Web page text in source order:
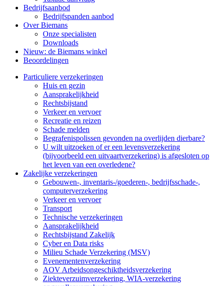
Bedrijfsaanbod
Bedrijfspanden aanbod
Over Biemans
Onze specialisten
Downloads
Nieuw: de Biemans winkel
Beoordelingen
Particuliere verzekeringen
Huis en gezin
Aansprakelijkheid
Rechtsbijstand
Verkeer en vervoer
Recreatie en reizen
Schade melden
Begrafenispolissen gevonden na overlijden dierbare?
U wilt uitzoeken of er een levensverzekering
(bijvoorbeeld een uitvaartverzekering) is afgesloten op
het leven van een overledene?
Zakelijke verzekeringen
Gebouwen-, inventaris-/goederen-, bedrijfsschade-,
computerverzekering
Verkeer en vervoer
Transport
Technische verzekeringen
Aansprakelijkheid
Rechtsbijstand Zakelijk
Cyber en Data risks
Milieu Schade Verzekering (MSV)
Evenementenverzekering
AOV Arbeidsongeschiktheidsverzekering
Ziekteverzuimverzekering, WIA-verzekering